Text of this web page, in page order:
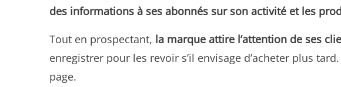
des informations à ses abonnés sur son activité et les
Tout en prospectant, la marque attire l’attention de ses
enregistrer pour les revoir s’il envisage d’acheter plus
page.